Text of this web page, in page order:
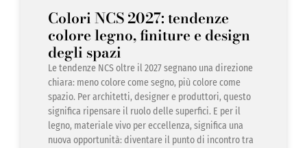
Colori NCS 2027: tendenze
colore legno, finiture e design
degli spazi
Le tendenze NCS oltre il 2027 segnano una direzione
chiara: meno colore come segno, più colore come
spazio. Per architetti, designer e produttori, questo
significa ripensare il ruolo delle superfici. E per il
legno, materiale vivo per eccellenza, significa una
nuova opportunità: diventare il punto di incontro tra